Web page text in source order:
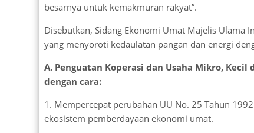
besarnya untuk kemakmuran rakyat”.
Disebutkan, Sidang Ekonomi Umat Majelis Ulama
yang menyoroti kedaulatan pangan dan energi
A. Penguatan Koperasi dan Usaha Mikro,
dengan cara:
1. Mempercepat perubahan UU No. 25 Tahun
ekosistem pemberdayaan ekonomi umat.